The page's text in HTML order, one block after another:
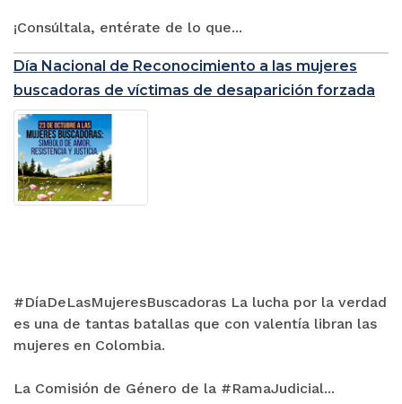
¡Consúltala, entérate de lo que...
Día Nacional de Reconocimiento a las mujeres
buscadoras de víctimas de desaparición forzada
#DíaDeLasMujeresBuscadoras La lucha por la verdad
es una de tantas batallas que con valentía libran las
mujeres en Colombia.
La Comisión de Género de la #RamaJudicial...